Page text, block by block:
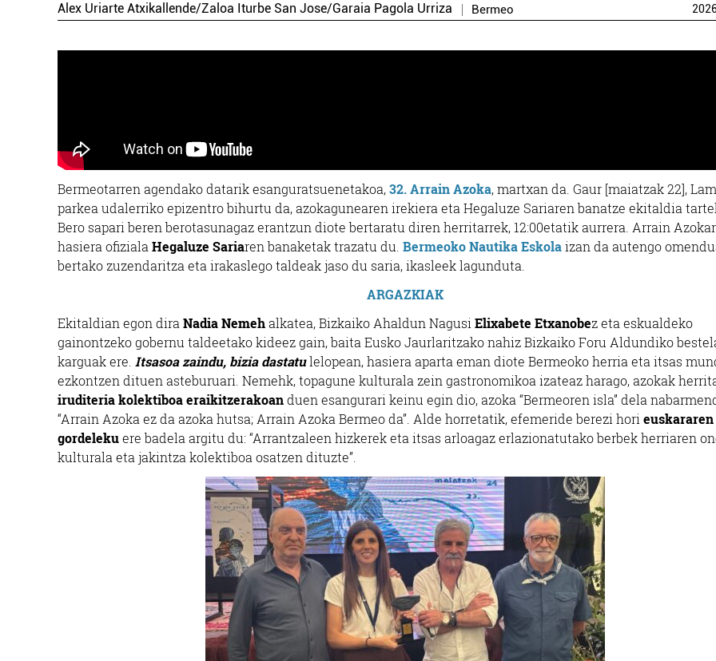
Alex Uriarte Atxikallende/Zaloa Iturbe San Jose/Garaia Pagola Urriza Bermeo
Bermeotarren agendako datarik esanguratsuenetakoa,32. Arrain Azoka, martxan da. Gaur [maiatzak 22],
parkea udalerriko epizentro bihurtu da, azokagunearen irekiera eta Hegaluze Sariaren banatze ekitaldia
Bero sapari beren berotasunagaz erantzun diote bertaratu diren herritarrek, 12:00etatik aurrera. Arrain
hasiera ofiziala Hegaluze Sariaren banaketak trazatu du. Bermeoko Nautika Eskolaizan da autengo
bertako zuzendaritza eta irakaslego taldeak jaso du saria, ikasleek lagunduta.
ARGAZKIAK
Ekitaldian egon dira Nadia Nemehalkatea, Bizkaiko Ahaldun Nagusi Elixabete Etxanobez eta eskualdeko
gainontzeko gobernu taldeetako kideez gain, baita Eusko Jaurlaritzako nahiz Bizkaiko Foru Aldundiko
karguak ere. Itsasoa zaindu, bizia dastatulelopean, hasiera aparta eman diote Bermeoko herria eta itsas
ezkontzen dituen asteburuari. Nemehk, topagune kulturala zein gastronomikoa izateaz harago, azokak
iruditeria kolektiboa eraikitzerakoanduen esangurari keinu egin dio, azoka “Bermeoren isla” dela
“Arrain Azoka ez da azoka hutsa; Arrain Azoka Bermeo da”. Alde horretatik, efemeride berezi hori euskararen
gordelekuere badela argitu du: “Arrantzaleen hizkerek eta itsas arloagaz erlazionatutako berbek herriaren
kulturala eta jakintza kolektiboa osatzen dituzte”.